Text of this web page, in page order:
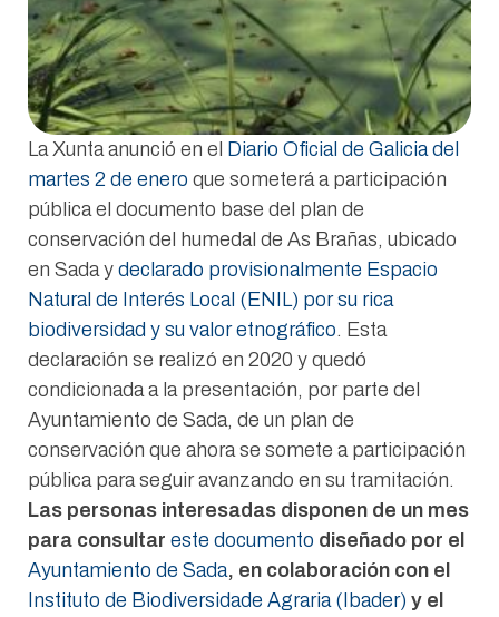
La Xunta anunció en el Diario Oficial de Galicia del
martes 2 de enero que someterá a participación
pública el documento base del plan de
conservación del humedal de As Brañas, ubicado
en Sada y declarado provisionalmente Espacio
Natural de Interés Local (ENIL) por su rica
biodiversidad y su valor etnográfico. Esta
declaración se realizó en 2020 y quedó
condicionada a la presentación, por parte del
Ayuntamiento de Sada, de un plan de
conservación que ahora se somete a participación
pública para seguir avanzando en su tramitación.
Las personas interesadas disponen de un mes
para consultar este documento diseñado por el
Ayuntamiento de Sada, en colaboración con el
Instituto de Biodiversidade Agraria (Ibader) y el